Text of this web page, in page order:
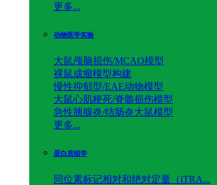
更多...
动物医学实验
大鼠颅脑损伤/MCAO模型
裸鼠成瘤模型构建
慢性抑郁型/EAE动物模型
大鼠心肌梗死/脊髓损伤模型
急性胰腺炎/结肠炎大鼠模型
更多...
蛋白质组学
同位素标记相对和绝对定量（iTRA...